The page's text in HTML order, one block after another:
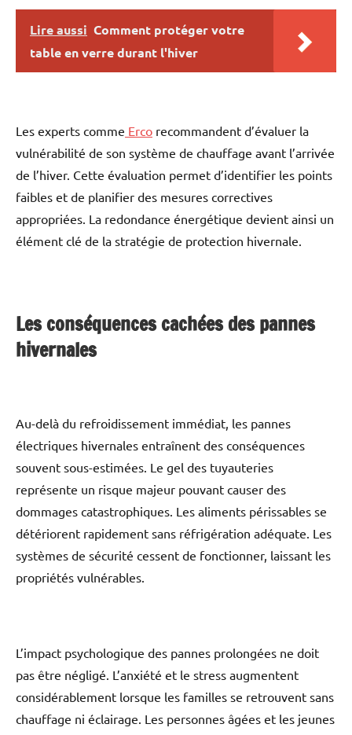
Lire aussi Comment protéger votre
table en verre durant l'hiver
Les experts comme Erco recommandent d’évaluer la
vulnérabilité de son système de chauffage avant l’arrivée
de l’hiver. Cette évaluation permet d’identifier les points
faibles et de planifier des mesures correctives
appropriées. La redondance énergétique devient ainsi un
élément clé de la stratégie de protection hivernale.
Les conséquences cachées des pannes
hivernales
Au-delà du refroidissement immédiat, les pannes
électriques hivernales entraînent des conséquences
souvent sous-estimées. Le gel des tuyauteries
représente un risque majeur pouvant causer des
dommages catastrophiques. Les aliments périssables se
détériorent rapidement sans réfrigération adéquate. Les
systèmes de sécurité cessent de fonctionner, laissant les
propriétés vulnérables.
L’impact psychologique des pannes prolongées ne doit
pas être négligé. L’anxiété et le stress augmentent
considérablement lorsque les familles se retrouvent sans
chauffage ni éclairage. Les personnes âgées et les jeunes